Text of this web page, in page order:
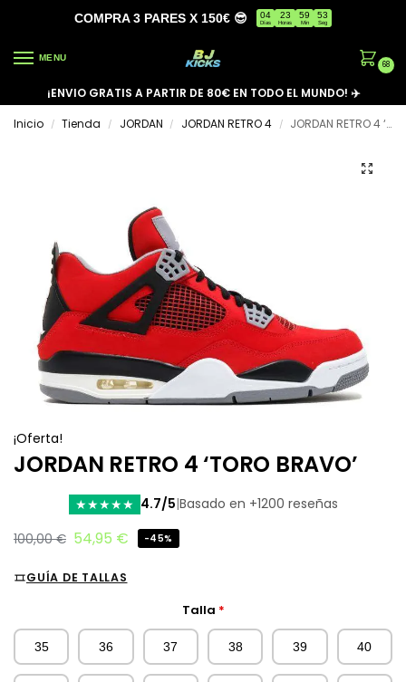
COMPRA 3 PARES X 150€ 😎 04
Días
23
Horas
59
Min
53
Seg
MENU
68
¡ENVIO GRATIS A PARTIR DE 80€ EN TODO EL MUNDO! ✈️
Inicio
/ Tienda / JORDAN / JORDAN RETRO 4 / JORDAN RETRO 4 ‘TORO BRAVO’
¡Oferta!
JORDAN RETRO 4 ‘TORO BRAVO’
★★★★★ 4.7/5|Basado en +1200 reseñas
100,00€ 54,95 € -45%
GUÍA DE TALLAS
Talla *
35 36 37 38 39 40